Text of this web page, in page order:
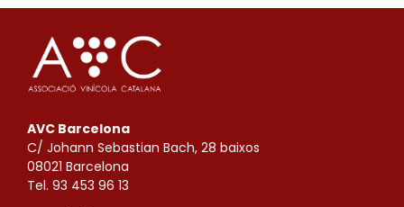
AVC Barcelona
C/ Johann Sebastian Bach, 28 baixos
08021 Barcelona
Tel. 93 453 96 13